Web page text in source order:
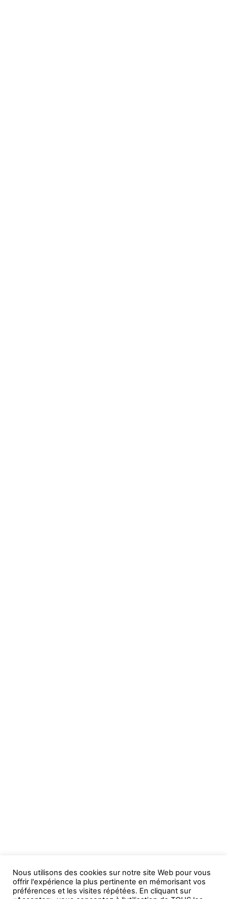
Nous utilisons des cookies sur notre site Web pour vous
offrir l'expérience la plus pertinente en mémorisant vos
préférences et les visites répétées. En cliquant sur